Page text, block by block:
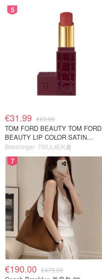
5
€31.99 €63.00
TOM FORD BEAUTY TOM FORD
BEAUTY LIP COLOR SATIN
MATTE 裸玫瑰口红
Breuninger 700人感兴趣
7
€190.00 €475.00